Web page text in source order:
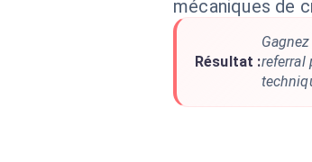
mécaniques de
Résultat :referral